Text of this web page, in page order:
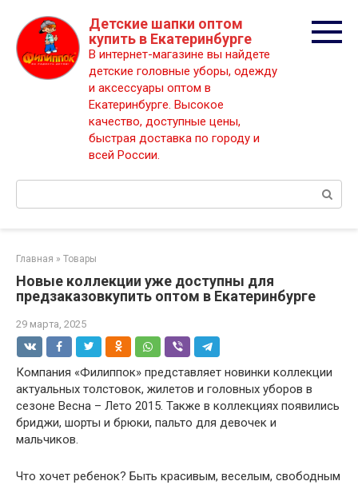
контенту
Детские шапки оптом
купить в Екатеринбурге
В интернет-магазине вы найдете
детские головные уборы, одежду
и аксессуары оптом в
Екатеринбурге. Высокое
качество, доступные цены,
быстрая доставка по городу и
всей России.
Поиск:
Главная » Товары
Новые коллекции уже доступны для
предзаказовкупить оптом в Екатеринбурге
29 марта, 2025
Компания «Филиппок» представляет новинки коллекции
актуальных толстовок, жилетов и головных уборов в
сезоне Весна – Лето 2015. Также в коллекциях появились
бриджи, шорты и брюки, пальто для девочек и
мальчиков.
Что хочет ребенок? Быть красивым, веселым, свободным